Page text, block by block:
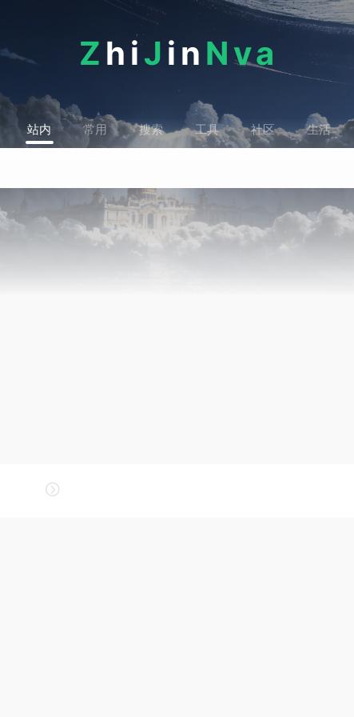
Z hiJ in Nva
站内 常用 搜索 工具 社区 生活